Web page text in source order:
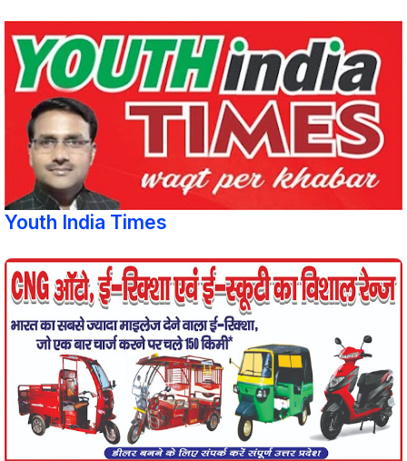
Youth India Times